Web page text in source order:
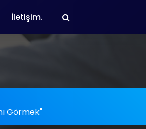
İletişim.
Görmek"